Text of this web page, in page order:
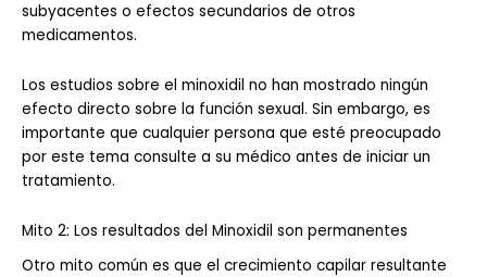
subyacentes o efectos secundarios de otros
medicamentos.
Los estudios sobre el minoxidil no han mostrado ningún
efecto directo sobre la función sexual. Sin embargo, es
importante que cualquier persona que esté preocupado
por este tema consulte a su médico antes de iniciar un
tratamiento.
Mito 2: Los resultados del Minoxidil son permanentes
Otro mito común es que el crecimiento capilar resultante